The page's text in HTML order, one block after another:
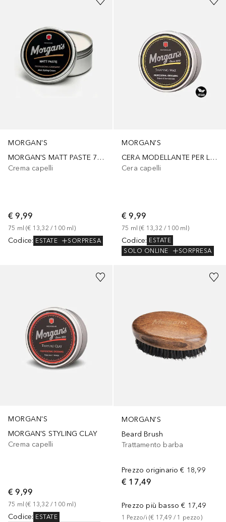
MORGAN'S
MORGAN'S MATT PASTE 75ML
Crema capelli
€ 9,99
75 ml (€ 13,32 / 100 ml )
Codice: ESTATE SORPRESA
MORGAN'S
CERA MODELLANTE PER LO STYLING
Cera capelli
€ 9,99
75 ml (€ 13,32 / 100 ml)
Codice: ESTATE
SOLO ONLINE
SORPRESA
MORGAN'S
MORGAN'S STYLING CLAY
Crema capelli
€ 9,99
75 ml (€ 13,32 / 100 ml )
Codice: ESTATE
MORGAN'S
Beard Brush
Trattamento barba
Prezzo originario € 18,99
€ 17,49
Prezzo più basso € 17,49
1 Pezzo/i (€ 17,49 / 1 pezzo)